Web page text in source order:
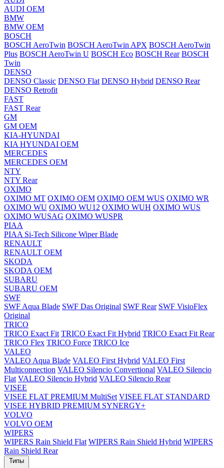
AUDI OEM
BMW
BMW OEM
BOSCH
BOSCH AeroTwin BOSCH AeroTwin APX BOSCH AeroTwin
Plus BOSCH AeroTwin U BOSCH Eco BOSCH Rear BOSCH
Twin
DENSO
DENSO Classic DENSO Flat DENSO Hybrid DENSO Rear
DENSO Retrofit
FAST
FAST Rear
GM
GM OEM
KIA-HYUNDAI
KIA HYUNDAI OEM
MERCEDES
MERCEDES OEM
NTY
NTY Rear
OXIMO
OXIMO MT OXIMO OEM OXIMO OEM WUS OXIMO WR
OXIMO WU OXIMO WU12 OXIMO WUH OXIMO WUS
OXIMO WUSAG OXIMO WUSPR
PIAA
PIAA Si-Tech Silicone Wiper Blade
RENAULT
RENAULT OEM
SKODA
SKODA OEM
SUBARU
SUBARU OEM
SWF
SWF Aqua Blade SWF Das Original SWF Rear SWF VisioFlex
Original
TRICO
TRICO Exact Fit TRICO Exact Fit Hybrid TRICO Exact Fit Rear
TRICO Flex TRICO Force TRICO Ice
VALEO
VALEO Aqua Blade VALEO First Hybrid VALEO First
Multiconnection VALEO Silencio Convertional VALEO Silencio
Flat VALEO Silencio Hybrid VALEO Silencio Rear
VISEE
VISEE FLAT PREMIUM MultiSet VISEE FLAT STANDARD
VISEE HYBRID PREMIUM SYNERGY+
VOLVO
VOLVO OEM
WIPERS
WIPERS Rain Shield Flat WIPERS Rain Shield Hybrid WIPERS
Rain Shield Rear
Типы